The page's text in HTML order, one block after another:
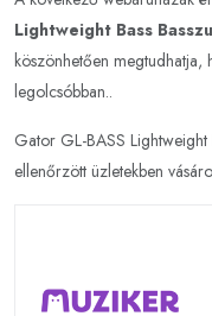
Lightweight Bass
köszönhetően megtudhatja,
legolcsóbban..
Gator GL-BASS Lightweight
ellenőrzött üzletekben